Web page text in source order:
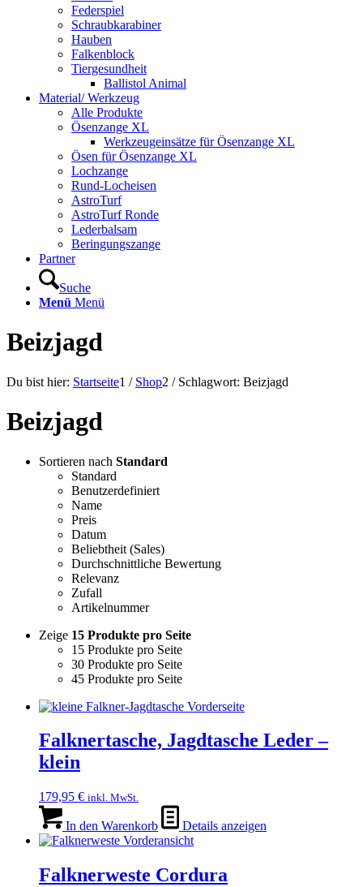
Federspiel
Schraubkarabiner
Hauben
Falkenblock
Tiergesundheit
Ballistol Animal
Material/ Werkzeug
Alle Produkte
Ösenzange XL
Werkzeugeinsätze für Ösenzange XL
Ösen für Ösenzange XL
Lochzange
Rund-Locheisen
AstroTurf
AstroTurf Ronde
Lederbalsam
Beringungszange
Partner
Suche
Menü Menü
Beizjagd
Du bist hier: Startseite1 / Shop2 / Schlagwort: Beizjagd
Beizjagd
Sortieren nach Standard
Standard
Benutzerdefiniert
Name
Preis
Datum
Beliebtheit (Sales)
Durchschnittliche Bewertung
Relevanz
Zufall
Artikelnummer
Zeige 15 Produkte pro Seite
15 Produkte pro Seite
30 Produkte pro Seite
45 Produkte pro Seite
Falknertasche, Jagdtasche Leder –
klein
179,95 € inkl. MwSt.
In den Warenkorb Details anzeigen
Falknerweste Cordura